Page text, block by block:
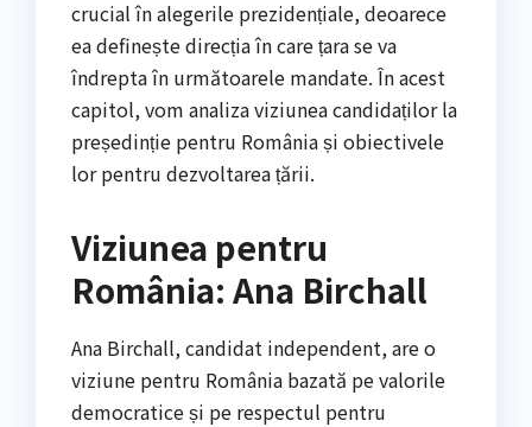
crucial în alegerile prezidențiale, deoarece
ea definește direcția în care țara se va
îndrepta în următoarele mandate. În acest
capitol, vom analiza viziunea candidaților la
președinție pentru România și obiectivele
lor pentru dezvoltarea țării.
Viziunea pentru
România: Ana Birchall
Ana Birchall, candidat independent, are o
viziune pentru România bazată pe valorile
democratice și pe respectul pentru